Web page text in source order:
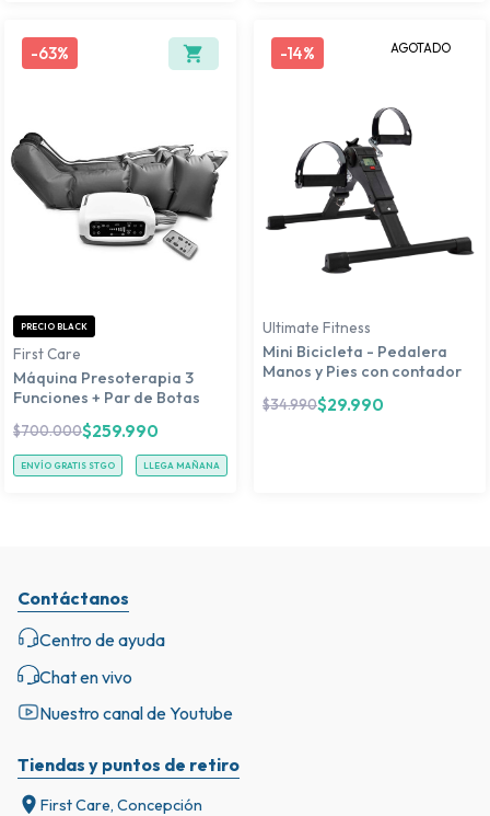
-63%
PRECIO BLACK
First Care
Máquina Presoterapia 3
Funciones + Par de Botas
$700.000$259.990
ENVÍO GRATIS STGO LLEGA MAÑANA
-14% AGOTADO
Ultimate Fitness
Mini Bicicleta - Pedalera
Manos y Pies con contador
$34.990$29.990
Tiendas y puntos de retiro
First Care, Concepción
Contáctanos
Centro de ayuda
Chat en vivo
Nuestro canal de Youtube